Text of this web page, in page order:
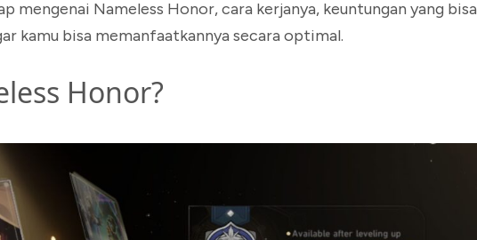
mengenai Nameless Honor, cara kerjanya, keuntungan yang bisa
kamu bisa memanfaatkannya secara optimal.
Honor?